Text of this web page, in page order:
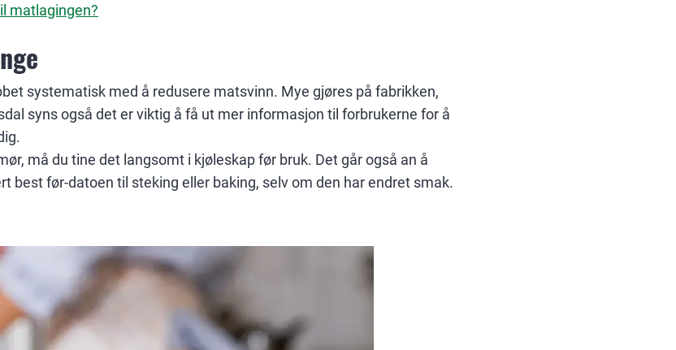
matlagingen?
systematisk med å redusere matsvinn. Mye gjøres på fabrikken,
syns også det er viktig å få ut mer informasjon til forbrukerne for å
må du tine det langsomt i kjøleskap før bruk. Det går også an å
best før-datoen til steking eller baking, selv om den har endret smak.